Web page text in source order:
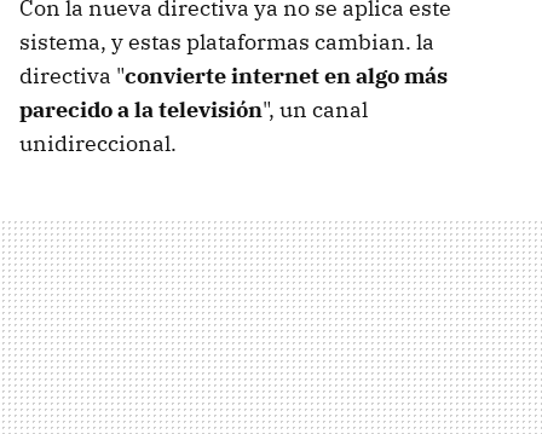
Con la nueva directiva ya no se aplica este
sistema, y estas plataformas cambian. la
directiva "convierte internet en algo más
parecido a la televisión", un canal
unidireccional.